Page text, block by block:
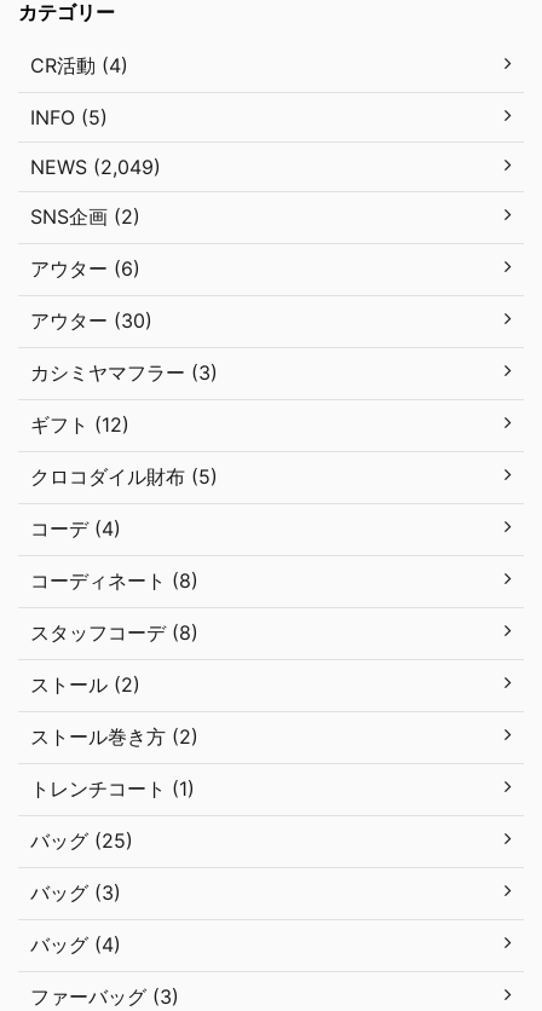
カテゴリー
CR活動 (4)
INFO (5)
NEWS (2,049)
SNS企画 (2)
アウター (6)
アウター (30)
カシミヤマフラー (3)
ギフト (12)
クロコダイル財布 (5)
コーデ (4)
コーディネート (8)
スタッフコーデ (8)
ストール (2)
ストール巻き方 (2)
トレンチコート (1)
バッグ (25)
バッグ (3)
バッグ (4)
ファーバッグ (3)